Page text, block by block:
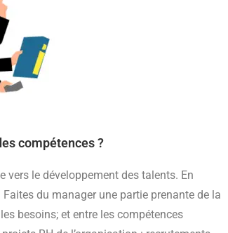
compétences ?
vers le développement des talents. En
du manager une partie prenante de la
besoins; et entre les compétences